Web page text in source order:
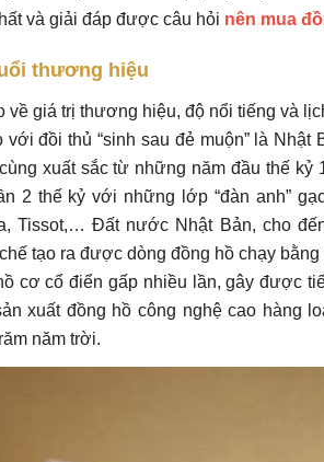
và giải đáp được câu hỏi nên mua
thương hiệu
về giá trị thương hiệu, độ nổi tiếng và
với đồi thủ “sinh sau đẻ muộn” là
xuất sắc từ những năm đầu thế
2 thế kỷ với những lớp “đàn anh”
Tissot,… Đất nước Nhật Bản, cho
chế tạo ra được dòng đồng hồ chạy
cơ cổ điển gấp nhiều lần, gây được
xuất đồng hồ công nghệ cao hàng
năm trời.